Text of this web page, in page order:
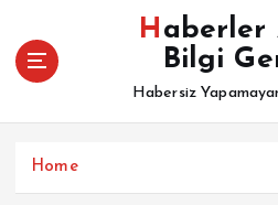
Haberler Anlık,
Bilgi
Habersiz
Home